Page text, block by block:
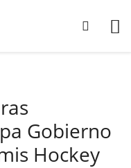
Gobierno
Hockey